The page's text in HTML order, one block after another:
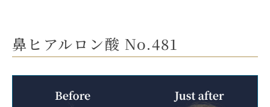
鼻ヒアルロン酸 No.481